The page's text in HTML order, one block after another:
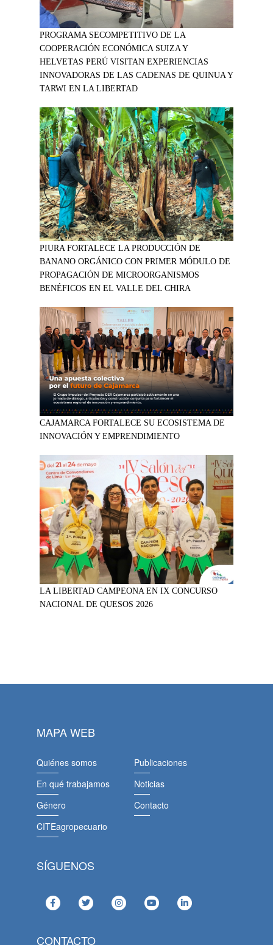
PROGRAMA SECOMPETITIVO DE LA
COOPERACIÓN ECONÓMICA SUIZA Y
HELVETAS PERÚ VISITAN EXPERIENCIAS
INNOVADORAS DE LAS CADENAS DE QUINUA Y
TARWI EN LA LIBERTAD
PIURA FORTALECE LA PRODUCCIÓN DE
BANANO ORGÁNICO CON PRIMER MÓDULO DE
PROPAGACIÓN DE MICROORGANISMOS
BENÉFICOS EN EL VALLE DEL CHIRA
CAJAMARCA FORTALECE SU ECOSISTEMA DE
INNOVACIÓN Y EMPRENDIMIENTO
LA LIBERTAD CAMPEONA EN IX CONCURSO
NACIONAL DE QUESOS 2026
MAPA WEB
Quiénes somos
En qué trabajamos
Género
CITEagropecuario
Publicaciones
Noticias
Contacto
SÍGUENOS
CONTACTO